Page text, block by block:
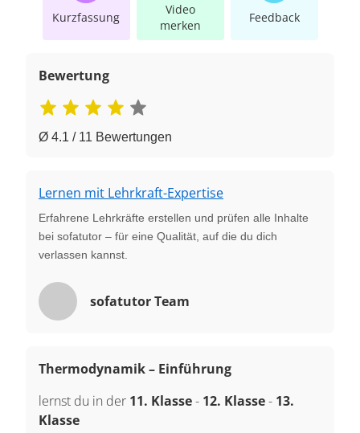
Kurzfassung
Video
merken
Feedback
Bewertung
Ø 4.1 / 11 Bewertungen
Lernen mit Lehrkraft-Expertise
Erfahrene Lehrkräfte erstellen und prüfen alle Inhalte
bei sofatutor – für eine Qualität, auf die du dich
verlassen kannst.
sofatutor Team
Thermodynamik – Einführung
lernst du in der 11. Klasse- 12. Klasse- 13.
Klasse